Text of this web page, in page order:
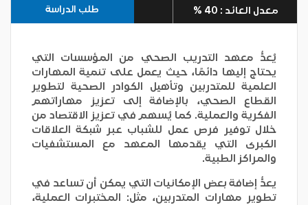
معدل العائد : 40 % طلب الدراسة
يُعدُّ معهد التدريب الصحي من المؤسسات التي
يحتاج إليها دائمًا، حيث يعمل على تنمية المهارات
العلمية للمتدربين وتأهيل الكوادر الصحية لتطوير
القطاع الصحي، بالإضافة إلى تعزيز مهاراتهم
الفكرية والعملية. كما يُسهم في تعزيز الاقتصاد من
خلال توفير فرص عمل للشباب عبر شبكة العلاقات
الكبرى التي يقدمها المعهد مع المستشفيات
والمراكز الطبية.
يعدُّ إضافة بعض الإمكانيات التي يمكن أن تساعد في
تطوير مهارات المتدربين، مثل: المختبرات العملية،